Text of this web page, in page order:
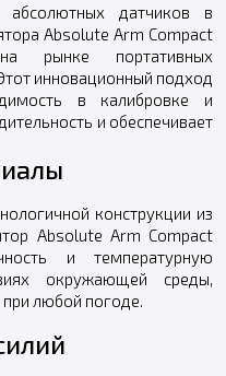
абсолютных датчиков в
Absolute Arm Compact
рынке портативных
инновационный подход
в калибровке и
и обеспечивает
конструкции из
Absolute Arm Compact
и температурную
окружающей среды,
любой погоде.